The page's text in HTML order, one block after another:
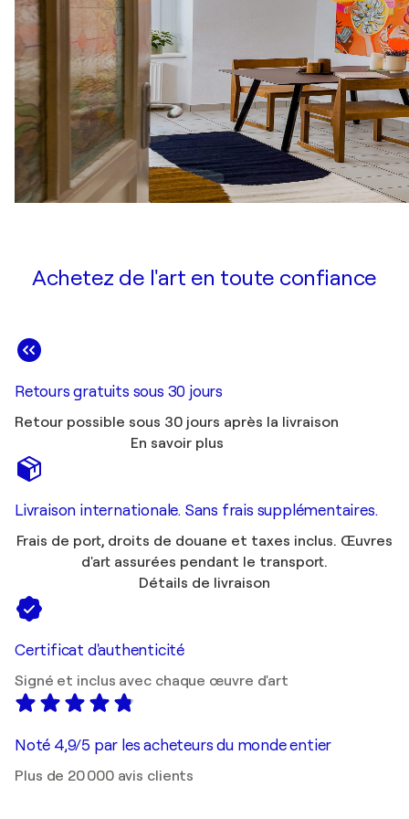
Achetez de l'art en toute confiance
Retours gratuits sous 30 jours
Retour possible sous 30 jours après la livraison
En savoir plus
Livraison internationale. Sans frais supplémentaires.
Frais de port, droits de douane et taxes inclus. Œuvres
d'art assurées pendant le transport.
Détails de livraison
Certificat d'authenticité
Signé et inclus avec chaque œuvre d'art
Noté 4,9/5 par les acheteurs du monde entier
Plus de 20 000 avis clients